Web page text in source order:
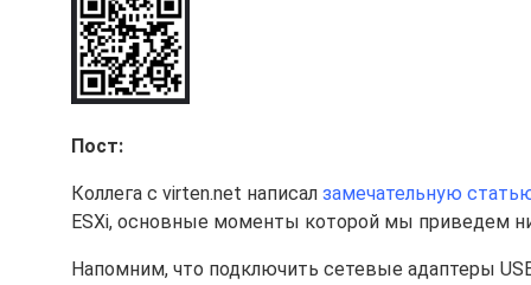
Пост:
Коллега с virten.net написал замечательную
ESXi, основные моменты которой мы приведем
Напомним, что подключить сетевые адаптеры